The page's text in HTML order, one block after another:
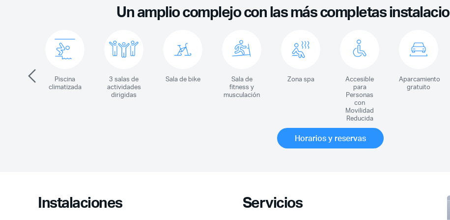
Un amplio complejo con las más completas
Piscina
climatizada
3 salas de
actividades
dirigidas
Sala de bike
Sala de
fitness y
musculación
Zona spa
Accesible
para
Personas
con
Movilidad
Reducida
Aparcamiento
gratuito
Horarios y reservas
Instalaciones Servicios